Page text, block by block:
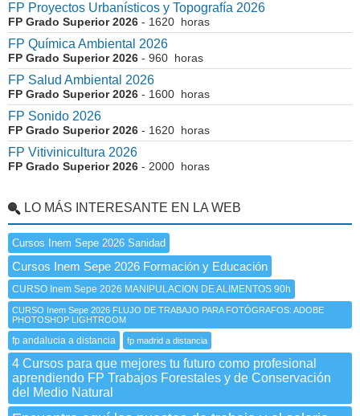
FP Proyectos Urbanísticos y Topografía 2026
FP Grado Superior 2026 - 1620 horas
FP Química Ambiental 2026
FP Grado Superior 2026 - 960 horas
FP Salud Ambiental 2026
FP Grado Superior 2026 - 1600 horas
FP Sonido 2026
FP Grado Superior 2026 - 1620 horas
FP Vitivinicultura 2026
FP Grado Superior 2026 - 2000 horas
LO MÁS INTERESANTE EN LA WEB
Cursos Inem Sepe 2026 Sanidad
Cursos Inem Sepe 2026 Formación y Educación
CURSO Inem Sepe 2026 MANIPULACION DE ALIMENTOS 90h
CURSO Inem Sepe 2026 FLUJO DE TRABAJO PARA FOTÓGRAFOS: ADOBE
PHOTOSHOP LIGHTROOM
fp andalucia a distancia fp madrid a distancia
4 Cursos para que mejores tu futuro como profesional
aprendiendo FP Trabajos Forestales y de Conservación
del Medio Natural